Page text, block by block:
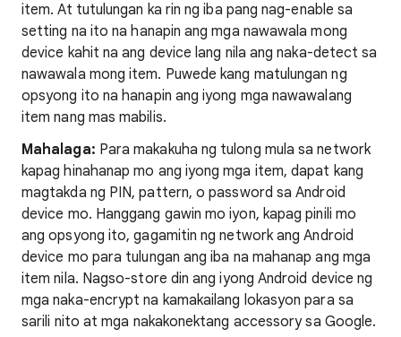
item. At tutulungan ka rin ng iba pang nag-enable sa
setting na ito na hanapin ang mga nawawala mong
device kahit na ang device lang nila ang naka-detect sa
nawawala mong item. Puwede kang matulungan ng
opsyong ito na hanapin ang iyong mga nawawalang
item nang mas mabilis.
Mahalaga: Para makakuha ng tulong mula sa network
kapag hinahanap mo ang iyong mga item, dapat kang
magtakda ng PIN, pattern, o password sa Android
device mo. Hanggang gawin mo iyon, kapag pinili mo
ang opsyong ito, gagamitin ng network ang Android
device mo para tulungan ang iba na mahanap ang mga
item nila. Nagso-store din ang iyong Android device ng
mga naka-encrypt na kamakailang lokasyon para sa
sarili nito at mga nakakonektang accessory sa Google.